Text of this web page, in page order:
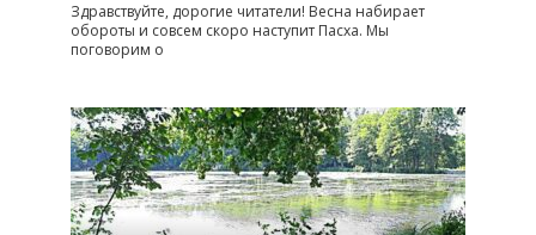
Здравствуйте, дорогие читатели! Весна набирает
обороты и совсем скоро наступит Пасха. Мы
поговорим о